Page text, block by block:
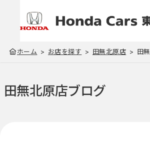
ホーム お店を探す 田無北原店 田
田無北原店ブログ